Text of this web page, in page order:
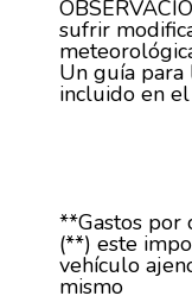
sufrir
Un guía para
incluido en
**Gastos por
(**) este
vehículo
mismo